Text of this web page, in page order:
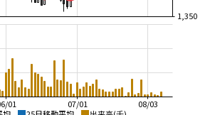
08/03
07/01
01
1,350